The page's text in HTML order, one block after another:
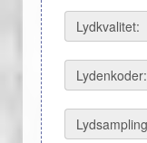
Lydkvalitet:
Lydenkoder: